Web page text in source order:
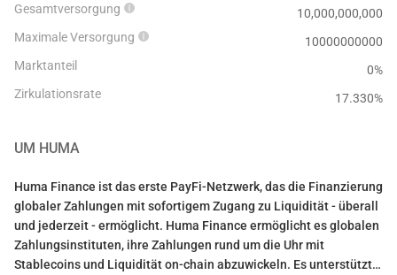
Gesamtversorgung
10,000,000,000
Maximale Versorgung
10000000000
Marktanteil
0%
Zirkulationsrate
17.330%
UM HUMA
Huma Finance ist das erste PayFi-Netzwerk, das die Finanzierung
globaler Zahlungen mit sofortigem Zugang zu Liquidität - überall
und jederzeit - ermöglicht. Huma Finance ermöglicht es globalen
Zahlungsinstituten, ihre Zahlungen rund um die Uhr mit
Stablecoins und Liquidität on-chain abzuwickeln. Es unterstützt